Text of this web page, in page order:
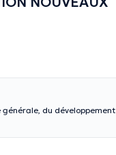
du développement